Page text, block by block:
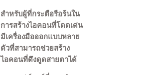
สำหรับผู้ที่กระตือรือร้นใน
การสร้างไอคอนที่โดดเด่น
มีเครื่องมือออกแบบหลาย
ตัวที่สามารถช่วยสร้าง
ไอคอนที่ดึงดูดสายตาได้